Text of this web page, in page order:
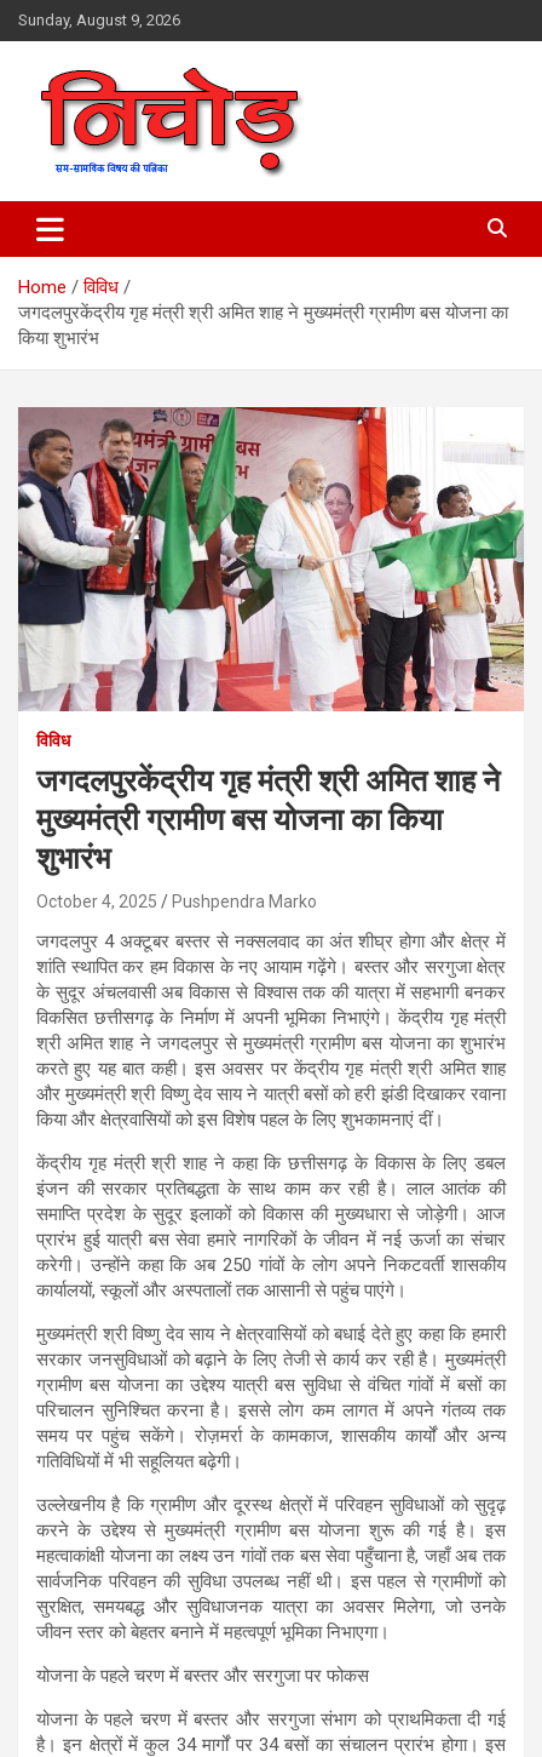
Skip
to
Sunday, August 9, 2026
Nichod
Home
विविध
जगदलपुरकेंद्रीय गृह मंत्री श्री अमित शाह ने मुख्यमंत्री ग्रामीण बस योजना का
किया शुभारंभ
विविध
जगदलपुरकेंद्रीय गृह मंत्री श्री अमित शाह ने
मुख्यमंत्री ग्रामीण बस योजना का किया
शुभारंभ
October 4, 2025 Pushpendra Marko
जगदलपुर 4 अक्टूबर बस्तर से नक्सलवाद का अंत शीघ्र होगा और क्षेत्र में
शांति स्थापित कर हम विकास के नए आयाम गढ़ेंगे। बस्तर और सरगुजा क्षेत्र
के सुदूर अंचलवासी अब विकास से विश्वास तक की यात्रा में सहभागी बनकर
विकसित छत्तीसगढ़ के निर्माण में अपनी भूमिका निभाएंगे। केंद्रीय गृह मंत्री
श्री अमित शाह ने जगदलपुर से मुख्यमंत्री ग्रामीण बस योजना का शुभारंभ
करते हुए यह बात कही। इस अवसर पर केंद्रीय गृह मंत्री श्री अमित शाह
और मुख्यमंत्री श्री विष्णु देव साय ने यात्री बसों को हरी झंडी दिखाकर रवाना
किया और क्षेत्रवासियों को इस विशेष पहल के लिए शुभकामनाएं दीं।
केंद्रीय गृह मंत्री श्री शाह ने कहा कि छत्तीसगढ़ के विकास के लिए डबल
इंजन की सरकार प्रतिबद्धता के साथ काम कर रही है। लाल आतंक की
समाप्ति प्रदेश के सुदूर इलाकों को विकास की मुख्यधारा से जोड़ेगी। आज
प्रारंभ हुई यात्री बस सेवा हमारे नागरिकों के जीवन में नई ऊर्जा का संचार
करेगी। उन्होंने कहा कि अब 250 गांवों के लोग अपने निकटवर्ती शासकीय
कार्यालयों, स्कूलों और अस्पतालों तक आसानी से पहुंच पाएंगे।
मुख्यमंत्री श्री विष्णु देव साय ने क्षेत्रवासियों को बधाई देते हुए कहा कि हमारी
सरकार जनसुविधाओं को बढ़ाने के लिए तेजी से कार्य कर रही है। मुख्यमंत्री
ग्रामीण बस योजना का उद्देश्य यात्री बस सुविधा से वंचित गांवों में बसों का
परिचालन सुनिश्चित करना है। इससे लोग कम लागत में अपने गंतव्य तक
समय पर पहुंच सकेंगे। रोज़मर्रा के कामकाज, शासकीय कार्यों और अन्य
गतिविधियों में भी सहूलियत बढ़ेगी।
उल्लेखनीय है कि ग्रामीण और दूरस्थ क्षेत्रों में परिवहन सुविधाओं को सुदृढ़
करने के उद्देश्य से मुख्यमंत्री ग्रामीण बस योजना शुरू की गई है। इस
महत्वाकांक्षी योजना का लक्ष्य उन गांवों तक बस सेवा पहुँचाना है, जहाँ अब तक
सार्वजनिक परिवहन की सुविधा उपलब्ध नहीं थी। इस पहल से ग्रामीणों को
सुरक्षित, समयबद्ध और सुविधाजनक यात्रा का अवसर मिलेगा, जो उनके
जीवन स्तर को बेहतर बनाने में महत्वपूर्ण भूमिका निभाएगा।
योजना के पहले चरण में बस्तर और सरगुजा पर फोकस
योजना के पहले चरण में बस्तर और सरगुजा संभाग को प्राथमिकता दी गई
है। इन क्षेत्रों में कुल 34 मार्गों पर 34 बसों का संचालन प्रारंभ होगा। इस